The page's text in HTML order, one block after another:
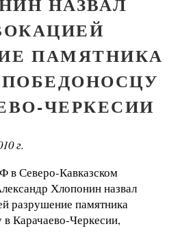
ПАМЯТНИКА
ЧЕРКЕСИИ
г.
в Северо-Кавказском
Хлопонин назвал
разрушение памятника
Карачаево-Черкесии,